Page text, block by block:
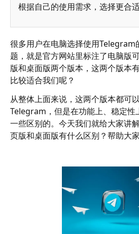
根据自己的使用需求，选择更合适
很多用户在电脑选择使用Telegram
题，就是官方网站里标注了电脑版
版和桌面版两个版本，这两个版本
比较适合我们呢？
从整体上面来说，这两个版本都可
Telegram，但是在功能上、稳定性
一些区别的。今天我们就给大家讲
页版和桌面版有什么区别？帮助大